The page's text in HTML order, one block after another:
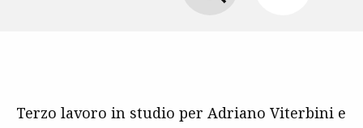
Terzo lavoro in studio per Adriano Viterbini e